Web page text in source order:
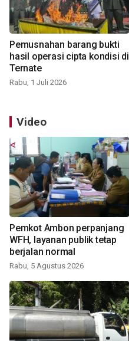
Pemusnahan barang bukti
hasil operasi cipta kondisi di
Ternate
Rabu, 1 Juli 2026
Video
Pemkot Ambon perpanjang
WFH, layanan publik tetap
berjalan normal
Rabu, 5 Agustus 2026